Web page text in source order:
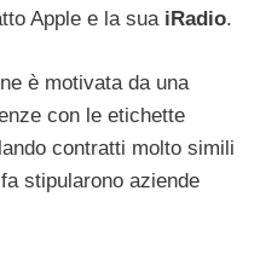
Apple e la sua iRadio.
è motivata da una
con le etichette
contratti molto simili
stipularono aziende